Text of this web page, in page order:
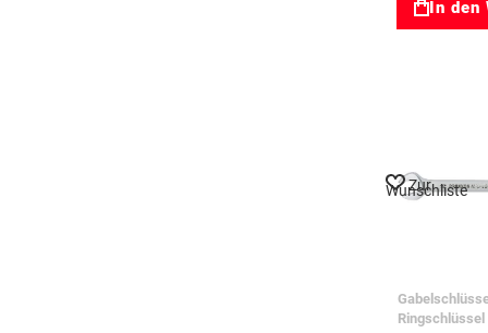
In den
Zur
Wunschliste
Ringschlüssel